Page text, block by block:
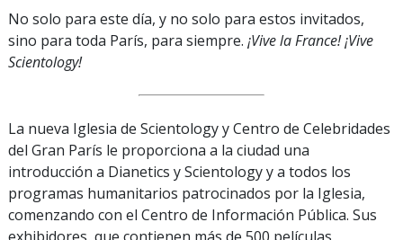
No solo para este día, y no solo para estos invitados,
sino para toda París, para siempre. ¡Vive la France! ¡Vive
Scientology!
La nueva Iglesia de Scientology y Centro de Celebridades
del Gran París le proporciona a la ciudad una
introducción a Dianetics y Scientology y a todos los
programas humanitarios patrocinados por la Iglesia,
comenzando con el Centro de Información Pública. Sus